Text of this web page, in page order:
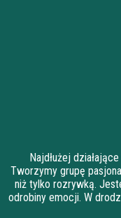
Najdłużej
Tworzymy grupę
niż tylko rozrywką.
odrobiny emocji. W